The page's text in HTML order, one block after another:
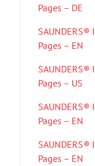
Pages – DE
Pages – EN
Pages – US
Pages – EN
Pages – EN